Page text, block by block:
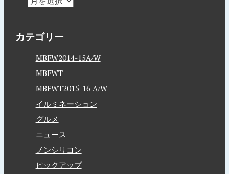
カテゴリー
MBFW2014-15A/W
MBFWT
MBFWT2015-16 A/W
イルミネーション
グルメ
ニュース
ノンシリコン
ピックアップ